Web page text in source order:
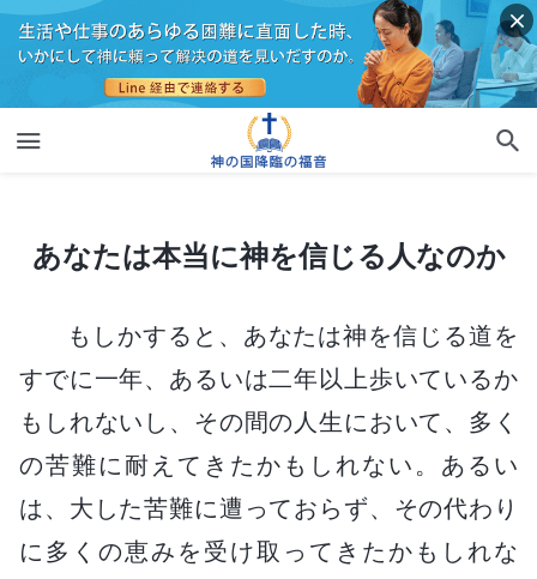
あなたは本当に神を信じる人なのか
あなたは本当に神を信じる人なのか
もしかすると、あなたは神を信じる道を
すでに一年、あるいは二年以上歩いているか
もしれないし、その間の人生において、多く
の苦難に耐えてきたかもしれない。あるい
は、大した苦難に遭っておらず、その代わり
に多くの恵みを受け取ってきたかもしれな